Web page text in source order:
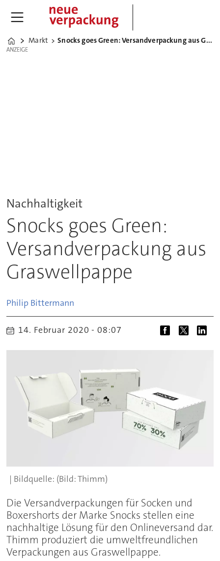
Home
Markt Snocks goes Green: Versandverpackung aus Graswellpappe
ANZEIGE
ANZEIGE
Nachhaltigkeit
Snocks goes Green:
Versandverpackung aus
Graswellpappe
Philip Bittermann
14. Februar 2020 - 08:07
(Bild: Thimm)
Die Versandverpackungen für Socken und
Boxershorts der Marke Snocks stellen eine
nachhaltige Lösung für den Onlineversand dar.
Thimm produziert die umweltfreundlichen
Verpackungen aus Graswellpappe.